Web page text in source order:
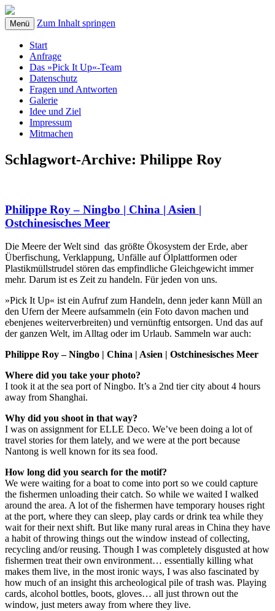
Menü Zum Inhalt springen
Start
Anfrage
Das »Pick It Up«-Team
Datenschutz
Fragen und Antworten
Galerie
Idee und Ziel
Impressum
Mitmachen
Schlagwort-Archive: Philippe Roy
Philippe Roy – Ningbo | China | Asien |
Ostchinesisches Meer
Die Meere der Welt sind das größte Ökosystem der Erde, aber
Überfischung, Verklappung, Unfälle auf Ölplattformen oder
Plastikmüllstrudel stören das empfindliche Gleichgewicht immer
mehr. Darum ist es Zeit zu handeln. Für jeden von uns.
»Pick It Up« ist ein Aufruf zum Handeln, denn jeder kann Müll an
den Ufern der Meere aufsammeln (ein Foto davon machen und
ebenjenes weiterverbreiten) und vernünftig entsorgen. Und das auf
der ganzen Welt, im Alltag oder im Urlaub. Sammeln war auch:
Philippe Roy – Ningbo | China | Asien | Ostchinesisches Meer
Where did you take your photo?
I took it at the sea port of Ningbo. It’s a 2nd tier city about 4 hours
away from Shanghai.
Why did you shoot in that way?
I was on assignment for ELLE Deco. We’ve been doing a lot of
travel stories for them lately, and we were at the port because
Nantong is well known for its sea food.
How long did you search for the motif?
We were waiting for a boat to come into port so we could capture
the fishermen unloading their catch. So while we waited I walked
around the area. A lot of the fishermen have temporary houses right
at the port, where they can sleep, play cards or drink tea while they
wait for their next shift. But like many rural areas in China they have
a habit of throwing things out the window instead of collecting,
recycling and/or reusing. Though I was completely disgusted at how
fishermen treat their own environment… essentially killing what
makes them live, in the most ironic ways, I was also fascinated by
how much of an insight this archeological pile of trash was. Playing
cards, alcohol bottles, boots, gloves… all just thrown out the
window, just meters away from where they live.